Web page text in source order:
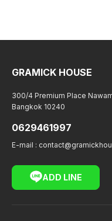
GRAMICK HOUSE
300/4 Premium Place
Bangkok 10240
0629461997
E-mail :
ADD LINE